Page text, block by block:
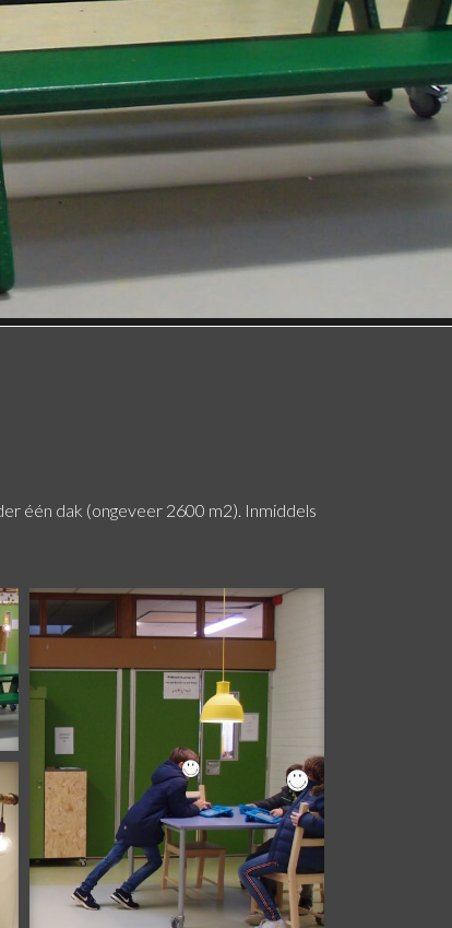
één dak (ongeveer 2600 m2). Inmiddels